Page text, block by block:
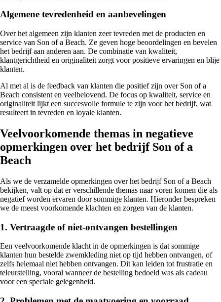
Algemene tevredenheid en aanbevelingen
Over het algemeen zijn klanten zeer tevreden met de producten en
service van Son of a Beach. Ze geven hoge beoordelingen en bevelen
het bedrijf aan anderen aan. De combinatie van kwaliteit,
klantgerichtheid en originaliteit zorgt voor positieve ervaringen en blije
klanten.
Al met al is de feedback van klanten die positief zijn over Son of a
Beach consistent en veelbelovend. De focus op kwaliteit, service en
originaliteit lijkt een succesvolle formule te zijn voor het bedrijf, wat
resulteert in tevreden en loyale klanten.
Veelvoorkomende themas in negatieve
opmerkingen over het bedrijf Son of a
Beach
Als we de verzamelde opmerkingen over het bedrijf Son of a Beach
bekijken, valt op dat er verschillende themas naar voren komen die als
negatief worden ervaren door sommige klanten. Hieronder bespreken
we de meest voorkomende klachten en zorgen van de klanten.
1. Vertraagde of niet-ontvangen bestellingen
Een veelvoorkomende klacht in de opmerkingen is dat sommige
klanten hun bestelde zwemkleding niet op tijd hebben ontvangen, of
zelfs helemaal niet hebben ontvangen. Dit kan leiden tot frustratie en
teleurstelling, vooral wanneer de bestelling bedoeld was als cadeau
voor een speciale gelegenheid.